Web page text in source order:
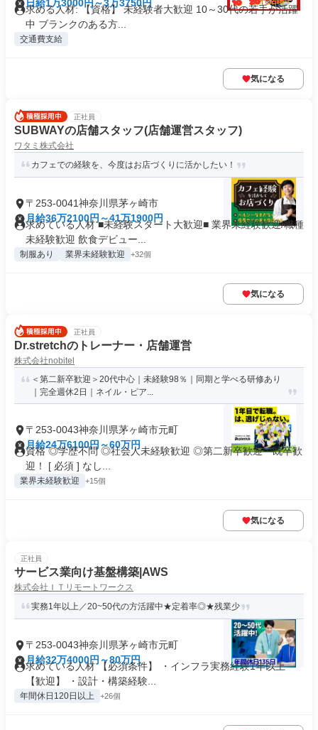
日給1万3000円～3万3750円
求める人材: 【資格】 未経験者大歓迎 10～30代の若手が活躍
中 ブランクのある方...
交通費支給
気になる
正社員
SUBWAYの店舗スタッフ(店舗運営スタッフ)
ワタミ株式会社
カフェでの経験を、今度はお店づくりに活かしたい！
〒253-0041神奈川県茅ヶ崎市
月給36万2100円～41万1900円
求めている人材 ■未経験スタート大歓迎■ 業界未経験歓迎/職種
未経験歓迎 飲食デビュー...
制服あり 業界未経験歓迎 +32個
気になる
正社員
Dr.stretchのトレーナー・店舗運営
株式会社nobitel
＜第二新卒歓迎＞20代中心｜未経験98％｜同期と学べる研修あり
｜完全週休2日｜ネイル・ピア...
〒253-0043神奈川県茅ヶ崎市元町
月給24万6100円～60万円
資格 ◎学歴不問 ◎社会人未経験歓迎 ◎第二新卒歓迎・既卒歓
迎！ [ 必須 ] なし...
業界未経験歓迎 +15個
気になる
正社員
サービス業向け基盤構築|AWS
株式会社ＩＴリモートワークス
実務1年以上／20~50代の方活躍中★定着率◎★残業少
〒253-0043神奈川県茅ヶ崎市元町
月給32万4000円～80万円
求めている人材 【必須条件】 ・インフラ実務経験1年以上
【歓迎】 ・設計・構築経験...
年間休日120日以上 +26個